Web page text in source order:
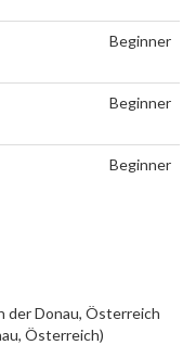
Beginner
Beginner
Beginner
der Donau, Österreich
Österreich)